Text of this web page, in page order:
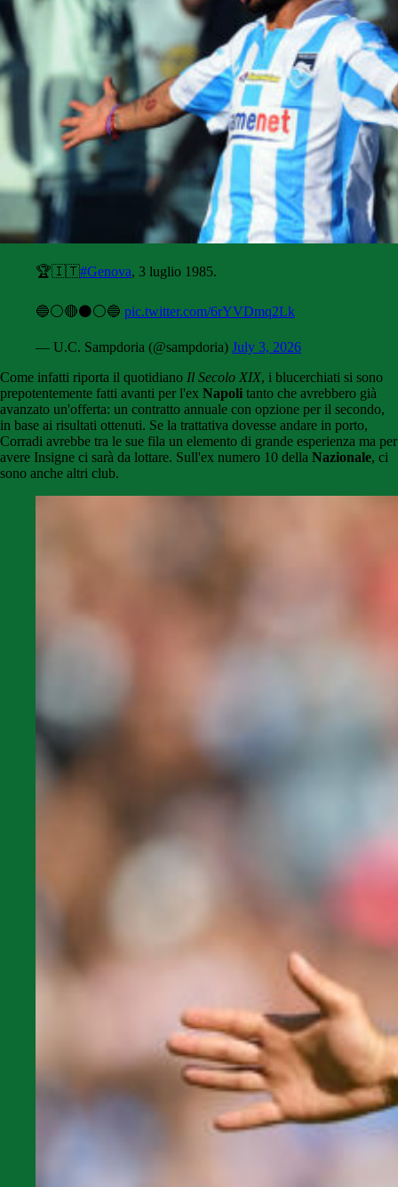
🏆🇮🇹#Genova, 3 luglio 1985.
🔵⚪️🔴⚫️⚪️🔵 pic.twitter.com/6rYVDmq2Lk
— U.C. Sampdoria (@sampdoria) July 3, 2026
Come infatti riporta il quotidiano Il Secolo XIX, i blucerchiati si sono
prepotentemente fatti avanti per l'ex Napoli tanto che avrebbero già
avanzato un'offerta: un contratto annuale con opzione per il secondo,
in base ai risultati ottenuti. Se la trattativa dovesse andare in porto,
Corradi avrebbe tra le sue fila un elemento di grande esperienza ma per
avere Insigne ci sarà da lottare. Sull'ex numero 10 della Nazionale, ci
sono anche altri club.